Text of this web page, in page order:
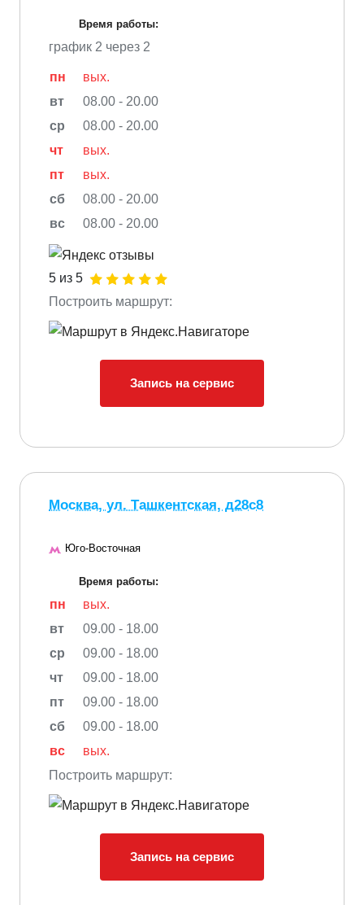
Время работы:
график 2 через 2
пн
вых.
вт
08.00 - 20.00
ср
08.00 - 20.00
чт
вых.
пт
вых.
сб
08.00 - 20.00
вс
08.00 - 20.00
5 из 5
Построить маршрут:
Запись на сервис
Москва, ул. Ташкентская, д28с8
Юго-Восточная
Время работы:
пн
вых.
вт
09.00 - 18.00
ср
09.00 - 18.00
чт
09.00 - 18.00
пт
09.00 - 18.00
сб
09.00 - 18.00
вс
вых.
Построить маршрут:
Запись на сервис